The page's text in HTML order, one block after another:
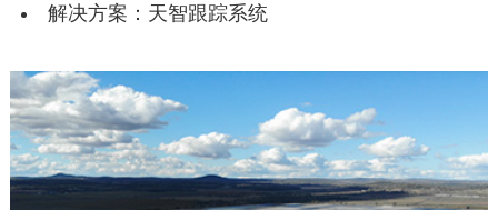
解决方案：天智跟踪系统